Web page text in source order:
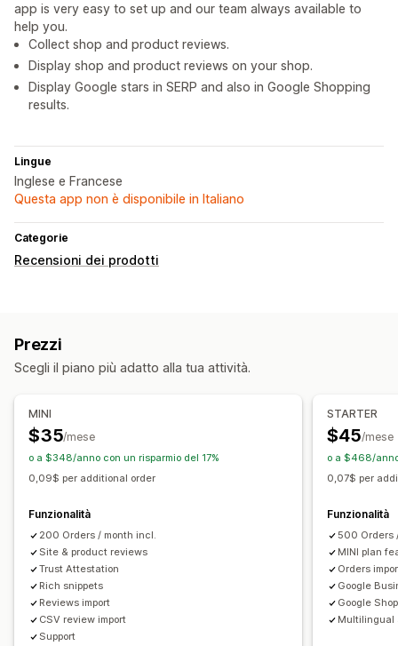
app is very easy to set up and our team always available to
help you.
Collect shop and product reviews.
Display shop and product reviews on your shop.
Display Google stars in SERP and also in Google Shopping
results.
Lingue
Inglese e Francese
Questa app non è disponibile in Italiano
Categorie
Recensioni dei prodotti
Prezzi
Scegli il piano più adatto alla tua attività.
MINI
$35/mese
o a $348/anno con un risparmio del 17%
0,09$ per additional order
Funzionalità
200 Orders / month incl.
Site & product reviews
Trust Attestation
Rich snippets
Reviews import
CSV review import
Support
STARTER
$45/mese
o a $468/
0,07$ per
Funzionalità
500 Orders
MINI plan
Orders
Google
Google
Multilingual